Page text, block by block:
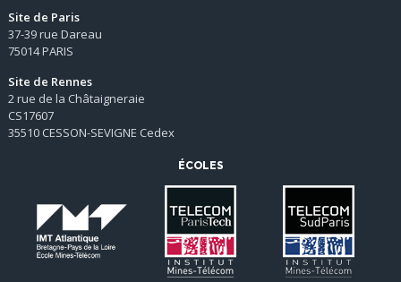
Site de Paris
37-39 rue Dareau
75014 PARIS
Site de Rennes
2 rue de la Châtaigneraie
CS17607
35510 CESSON-SEVIGNE Cedex
ÉCOLES